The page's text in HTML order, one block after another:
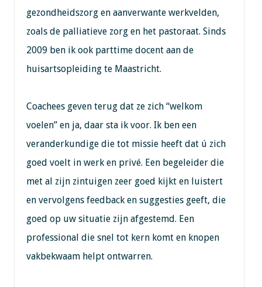
gezondheidszorg en aanverwante werkvelden,
zoals de palliatieve zorg en het pastoraat. Sinds
2009 ben ik ook parttime docent aan de
huisartsopleiding te Maastricht.
Coachees geven terug dat ze zich “welkom
voelen” en ja, daar sta ik voor. Ik ben een
veranderkundige die tot missie heeft dat ú zich
goed voelt in werk en privé. Een begeleider die
met al zijn zintuigen zeer goed kijkt en luistert
en vervolgens feedback en suggesties geeft, die
goed op uw situatie zijn afgestemd. Een
professional die snel tot kern komt en knopen
vakbekwaam helpt ontwarren.